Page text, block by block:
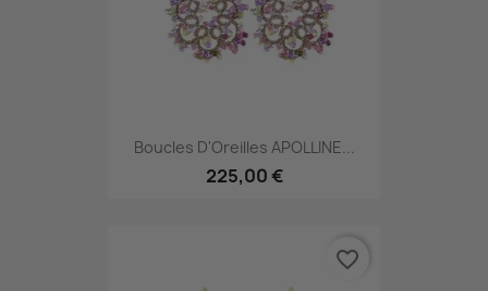
Boucles D'Oreilles APOLLINE...
225,00 €
favorite_border